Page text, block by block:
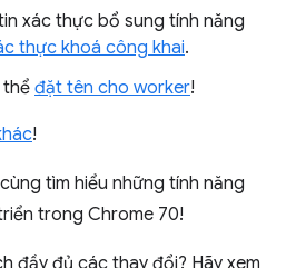
xác thực bổ sung tính năng
thực khoá công khai.
thể đặt tên cho worker!
!
tìm hiểu những tính năng
trong Chrome 70!
đầy đủ các thay đổi? Hãy xem